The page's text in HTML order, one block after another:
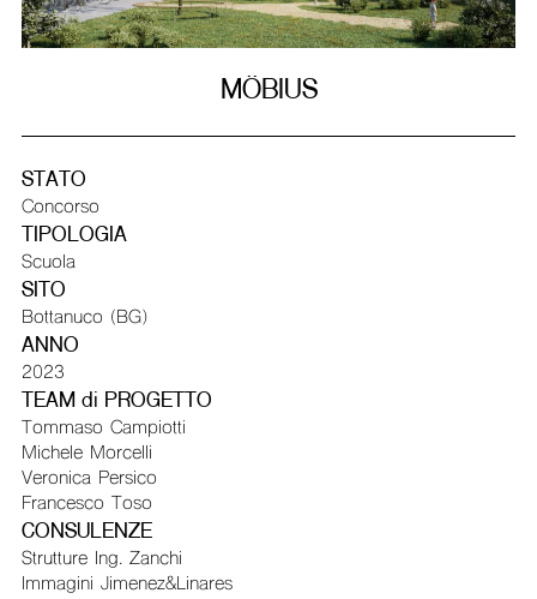
MÖBIUS
STATO
Concorso
TIPOLOGIA
Scuola
SITO
Bottanuco (BG)
ANNO
2023
TEAM di PROGETTO
Tommaso Campiotti
Michele Morcelli
Veronica Persico
Francesco Toso
CONSULENZE
Strutture Ing. Zanchi
Immagini Jimenez&Linares